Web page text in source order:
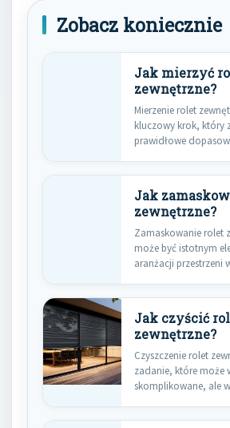
Zobacz koniecznie
Jak mierzyć
zewnętrzne?
Mierzenie rolet
kluczowy krok, który
prawidłowe
Jak
zewnętrzne?
Zamaskowanie rolet
może być istotnym
aranżacji przestrzeni
Jak czyścić
zewnętrzne?
Czyszczenie rolet
zadanie, które może
skomplikowane, ale